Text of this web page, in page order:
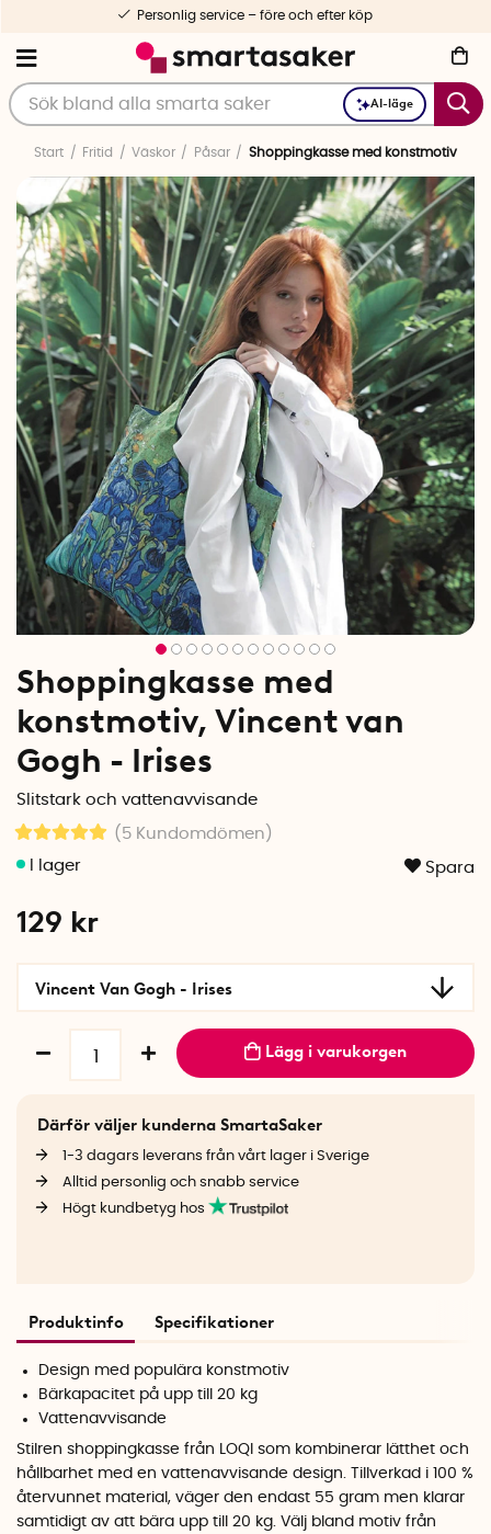
AI-läge
Personlig service – före och efter köp
Start Fritid Väskor Påsar Shoppingkasse med konstmotiv
Shoppingkasse med
konstmotiv, Vincent van
Gogh - Irises
Slitstark och vattenavvisande
(5 Kundomdömen )
Spara
129 kr
Vincent Van Gogh - Irises
Lägg i varukorgen
Därför väljer kunderna SmartaSaker
1-3 dagars leverans från vårt lager i Sverige
Alltid personlig och snabb service
Högt kundbetyg hos
Produktinfo Specifikationer
Design med populära konstmotiv
Bärkapacitet på upp till 20 kg
Vattenavvisande
Stilren shoppingkasse från LOQI som kombinerar lätthet och
hållbarhet med en vattenavvisande design. Tillverkad i 100 %
återvunnet material, väger den endast 55 gram men klarar
samtidigt av att bära upp till 20 kg. Välj bland motiv från